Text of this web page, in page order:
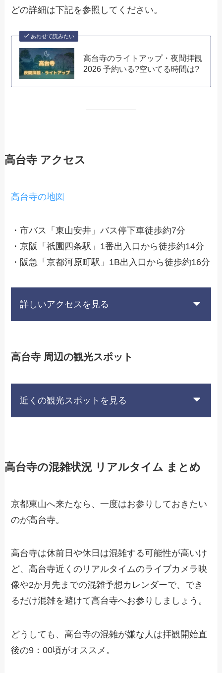
どの詳細は下記を参照してください。
あわせて読みたい
高台寺のライトアップ・夜間拝観
2026 予約いる?空いてる時間は?
高台寺 アクセス
高台寺の地図
・市バス「東山安井」バス停下車徒歩約7分
・京阪「祇園四条駅」1番出入口から徒歩約14分
・阪急「京都河原町駅」1B出入口から徒歩約16分
詳しいアクセスを見る
高台寺 周辺の観光スポット
近くの観光スポットを見る
高台寺の混雑状況 リアルタイム まとめ
京都東山へ来たなら、一度はお参りしておきたい
のが高台寺。
高台寺は休前日や休日は混雑する可能性が高いけ
ど、高台寺近くのリアルタイムのライブカメラ映
像や2か月先までの混雑予想カレンダーで、でき
るだけ混雑を避けて高台寺へお参りしましょう。
どうしても、高台寺の混雑が嫌な人は拝観開始直
後の9：00頃がオススメ。